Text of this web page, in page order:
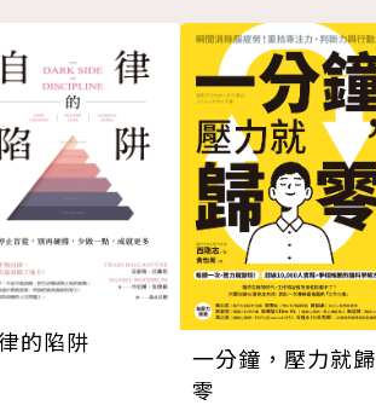
的陷阱
一分鐘，壓力就歸
零